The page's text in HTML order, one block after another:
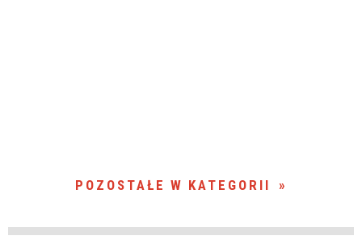
POZOSTAŁE W KATEGORII